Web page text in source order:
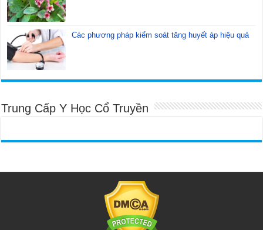
Các phương pháp kiểm soát tăng huyết áp hiệu quả
Trung Cấp Y Học Cổ Truyền